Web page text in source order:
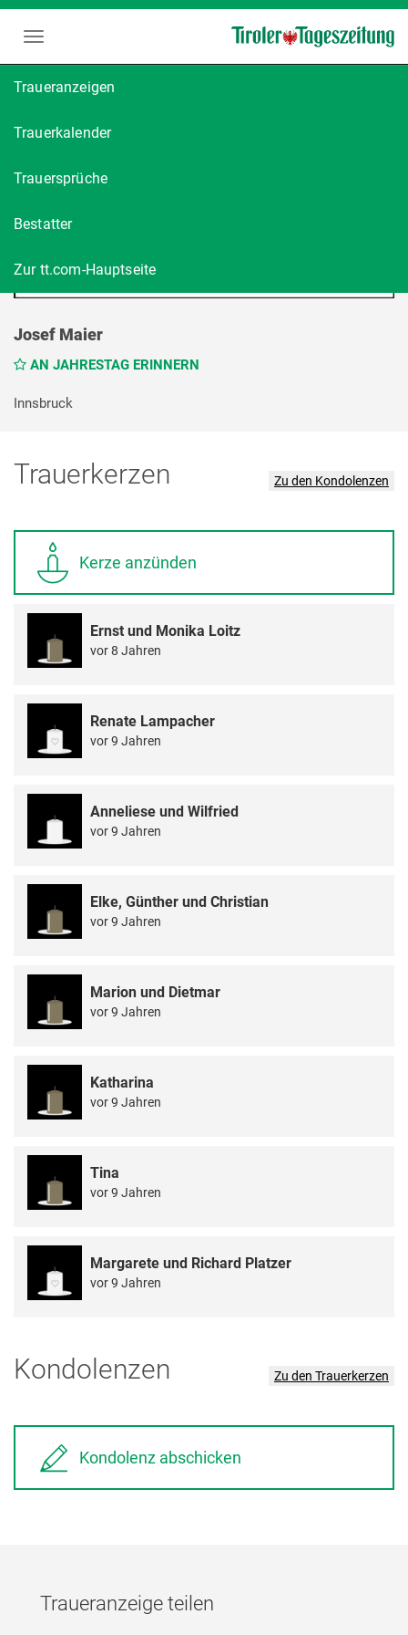
Traueranzeigen
Trauerkalender
Trauersprüche
Bestatter
Zur tt.com-Hauptseite
Josef Maier
AN JAHRESTAG ERINNERN
Innsbruck
Trauerkerzen Zu den Kondolenzen
Kerze anzünden
Ernst und Monika Loitz
vor 8 Jahren
Renate Lampacher
vor 9 Jahren
Anneliese und Wilfried
vor 9 Jahren
Elke, Günther und Christian
vor 9 Jahren
Marion und Dietmar
vor 9 Jahren
Katharina
vor 9 Jahren
Tina
vor 9 Jahren
Margarete und Richard Platzer
vor 9 Jahren
Kondolenzen Zu den Trauerkerzen
Kondolenz abschicken
Traueranzeige teilen